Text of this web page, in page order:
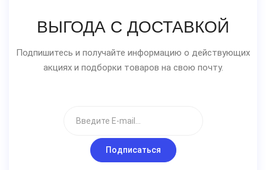
ВЫГОДА С ДОСТАВКОЙ
Подпишитесь и получайте информацию о действующих
акциях и подборки товаров на свою почту.
Подписаться